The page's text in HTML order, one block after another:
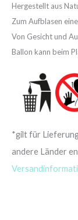
Hergestellt aus
Zum Aufblasen
Von Gesicht und
Ballon kann beim
*gilt für
andere Länder